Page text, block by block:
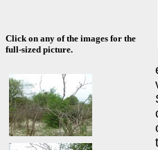
Click on any of the images for the
full-sized picture.